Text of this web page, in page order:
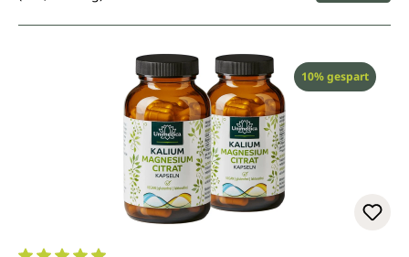
Rabatt
10% gespart